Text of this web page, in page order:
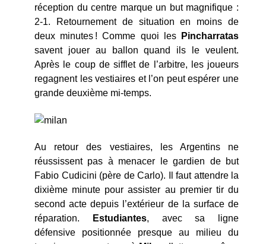
réception du centre marque un but magnifique :
2-1. Retournement de situation en moins de
deux minutes ! Comme quoi les
Pincharratas
savent jouer au ballon quand ils le veulent.
Après le coup de sifflet de l’arbitre, les joueurs
regagnent les vestiaires et l’on peut espérer une
grande deuxième mi-temps.
Au retour des vestiaires, les Argentins ne
réussissent pas à menacer le gardien de but
Fabio Cudicini (père de Carlo). Il faut attendre la
dixième minute pour assister au premier tir du
second acte depuis l’extérieur de la surface de
réparation.
Estudiantes, avec sa ligne
défensive positionnée presque au milieu du